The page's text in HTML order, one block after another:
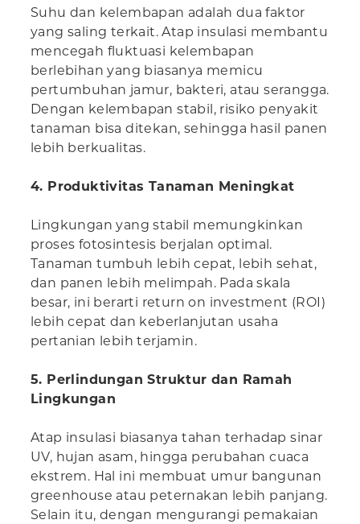
Suhu dan kelembapan adalah dua faktor
yang saling terkait. Atap insulasi membantu
mencegah fluktuasi kelembapan
berlebihan yang biasanya memicu
pertumbuhan jamur, bakteri, atau serangga.
Dengan kelembapan stabil, risiko penyakit
tanaman bisa ditekan, sehingga hasil panen
lebih berkualitas.
4. Produktivitas Tanaman Meningkat
Lingkungan yang stabil memungkinkan
proses fotosintesis berjalan optimal.
Tanaman tumbuh lebih cepat, lebih sehat,
dan panen lebih melimpah. Pada skala
besar, ini berarti return on investment (ROI)
lebih cepat dan keberlanjutan usaha
pertanian lebih terjamin.
5. Perlindungan Struktur dan Ramah
Lingkungan
Atap insulasi biasanya tahan terhadap sinar
UV, hujan asam, hingga perubahan cuaca
ekstrem. Hal ini membuat umur bangunan
greenhouse atau peternakan lebih panjang.
Selain itu, dengan mengurangi pemakaian